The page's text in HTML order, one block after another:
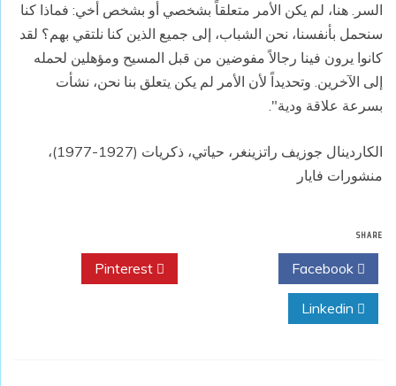
السر. هنا، لم يكن الأمر متعلقاً بشخصي أو بشخص أخي: فماذا كنا
سنحمل بأنفسنا، نحن الشباب، إلى جميع الذين كنا نلتقي بهم؟ لقد
كانوا يرون فينا رجالاً مفوضين من قبل المسيح ومؤهلين لحمله
إلى الآخرين. وتحديداً لأن الأمر لم يكن يتعلق بنا نحن، نشأت
بسرعة علاقة ودية".
الكاردينال جوزيف راتزينغر، حياتي، ذكريات (1927-1977)،
منشورات فايار
SHARE